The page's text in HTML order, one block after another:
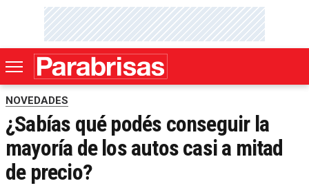
NOVEDADES
¿Sabías qué podés conseguir la
mayoría de los autos casi a mitad
de precio?